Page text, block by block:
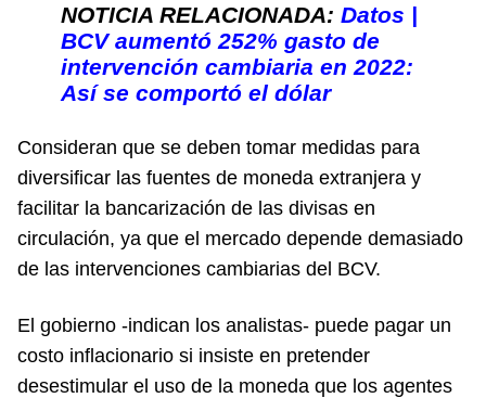
NOTICIA RELACIONADA: Datos |
BCV aumentó 252% gasto de
intervención cambiaria en 2022:
Así se comportó el dólar
Consideran que se deben tomar medidas para
diversificar las fuentes de moneda extranjera y
facilitar la bancarización de las divisas en
circulación, ya que el mercado depende demasiado
de las intervenciones cambiarias del BCV.
El gobierno -indican los analistas- puede pagar un
costo inflacionario si insiste en pretender
desestimular el uso de la moneda que los agentes